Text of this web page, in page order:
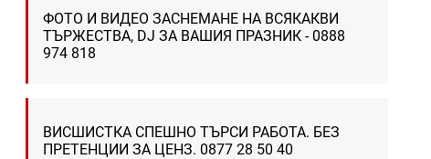
ФОТО И ВИДЕО ЗАСНЕМАНЕ НА ВСЯКАКВИ
ТЪРЖЕСТВА, DJ ЗА ВАШИЯ ПРАЗНИК - 0888
974 818
ВИСШИСТКА СПЕШНО ТЪРСИ РАБОТА. БЕЗ
ПРЕТЕНЦИИ ЗА ЦЕНЗ. 0877 28 50 40